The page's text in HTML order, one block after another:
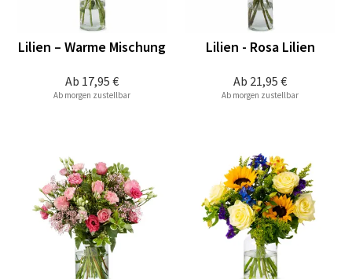
Ab 17,95 €
Lilien – Warme Mischung
Ab morgen zustellbar
Ab 21,95 €
Lilien - Rosa Lilien
Ab morgen zustellbar